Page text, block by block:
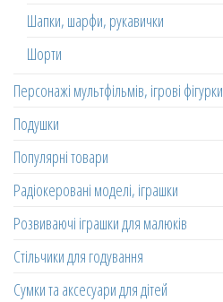
Шапки, шарфи, рукавички
Шорти
Персонажі мультфільмів, ігрові фігурки
Подушки
Популярні товари
Радіокеровані моделі, іграшки
Розвиваючі іграшки для малюків
Стільчики для годування
Сумки та аксесуари для дітей